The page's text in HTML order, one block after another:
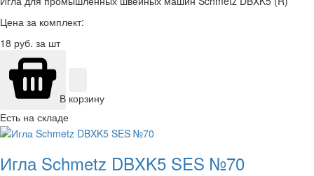
Цена за комплект:
18 руб. за шт
В корзину
Есть на складе
Игла Schmetz DBXK5 SES №70